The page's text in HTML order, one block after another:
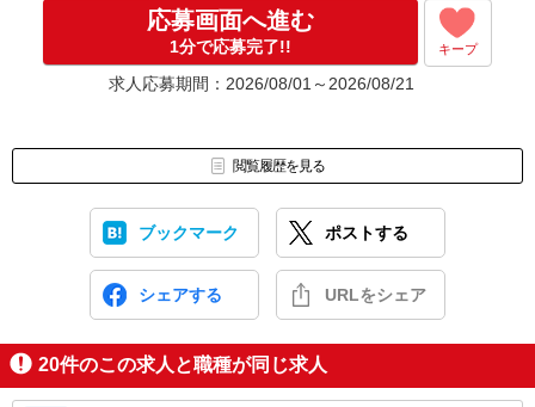
応募画面へ進む
1分で応募完了!! キープ
求人応募期間：2026/08/01～2026/08/21
閲覧履歴を見る
ブックマーク ポストする
シェアする URLをシェア
20件のこの求人と職種が同じ求人